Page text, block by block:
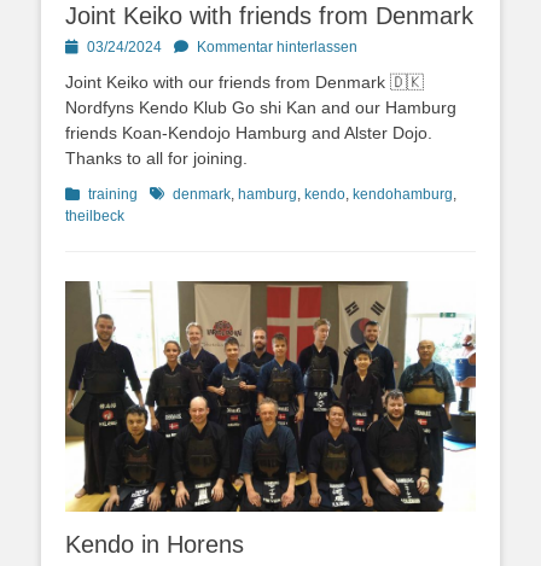
Joint Keiko with friends from Denmark
Posted03/24/2024 Kommentar hinterlassen
Joint Keiko with our friends from Denmark 🇩🇰
Nordfyns Kendo Klub Go shi Kan and our Hamburg
friends Koan-Kendojo Hamburg and Alster Dojo.
Thanks to all for joining.
Kategorien
training Schlagworte
denmark hamburg kendo kendohamburg
theilbeck
Kendo in Horens